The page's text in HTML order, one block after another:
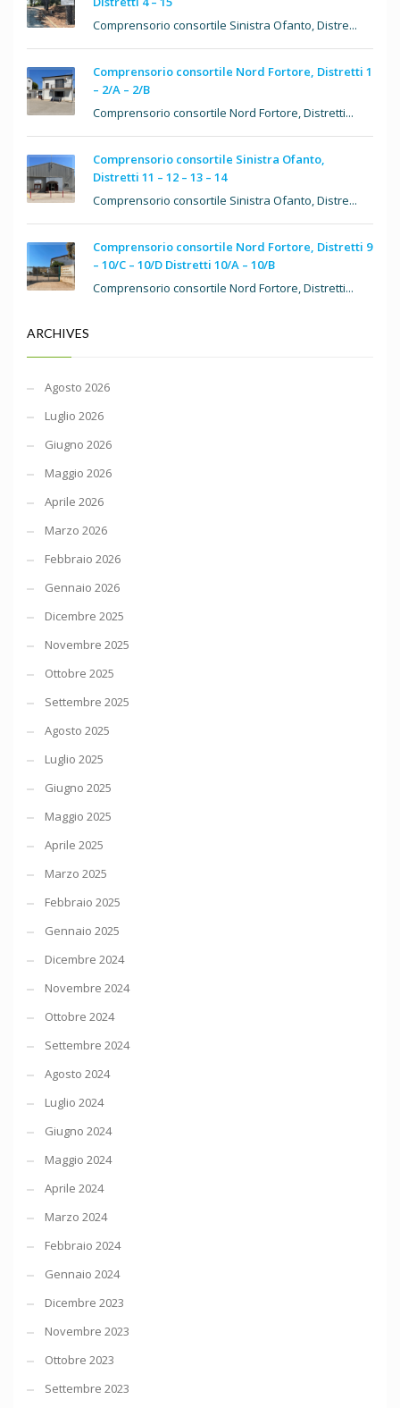
Comprensorio consortile Sinistra Ofanto, Distre...
Comprensorio consortile Nord Fortore, Distretti 1
– 2/A – 2/B
Comprensorio consortile Nord Fortore, Distretti...
Comprensorio consortile Sinistra Ofanto,
Distretti 11 – 12 – 13 – 14
Comprensorio consortile Sinistra Ofanto, Distre...
Comprensorio consortile Nord Fortore, Distretti 9
– 10/C – 10/D Distretti 10/A – 10/B
Comprensorio consortile Nord Fortore, Distretti...
ARCHIVES
Agosto 2026
Luglio 2026
Giugno 2026
Maggio 2026
Aprile 2026
Marzo 2026
Febbraio 2026
Gennaio 2026
Dicembre 2025
Novembre 2025
Ottobre 2025
Settembre 2025
Agosto 2025
Luglio 2025
Giugno 2025
Maggio 2025
Aprile 2025
Marzo 2025
Febbraio 2025
Gennaio 2025
Dicembre 2024
Novembre 2024
Ottobre 2024
Settembre 2024
Agosto 2024
Luglio 2024
Giugno 2024
Maggio 2024
Aprile 2024
Marzo 2024
Febbraio 2024
Gennaio 2024
Dicembre 2023
Novembre 2023
Ottobre 2023
Settembre 2023